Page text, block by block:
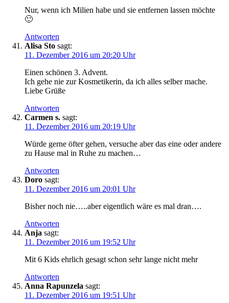
Nur, wenn ich Milien habe und sie entfernen lassen möchte
🙂
Antworten
Alisa Sto sagt:
11. Dezember 2016 um 20:20 Uhr
Einen schönen 3. Advent.
Ich gehe nie zur Kosmetikerin, da ich alles selber mache.
Liebe Grüße
Antworten
Carmen s. sagt:
11. Dezember 2016 um 20:19 Uhr
Würde gerne öfter gehen, versuche aber das eine oder andere
zu Hause mal in Ruhe zu machen…
Antworten
Doro sagt:
11. Dezember 2016 um 20:01 Uhr
Bisher noch nie…..aber eigentlich wäre es mal dran….
Antworten
Anja sagt:
11. Dezember 2016 um 19:52 Uhr
Mit 6 Kids ehrlich gesagt schon sehr lange nicht mehr
Antworten
Anna Rapunzela sagt:
11. Dezember 2016 um 19:51 Uhr